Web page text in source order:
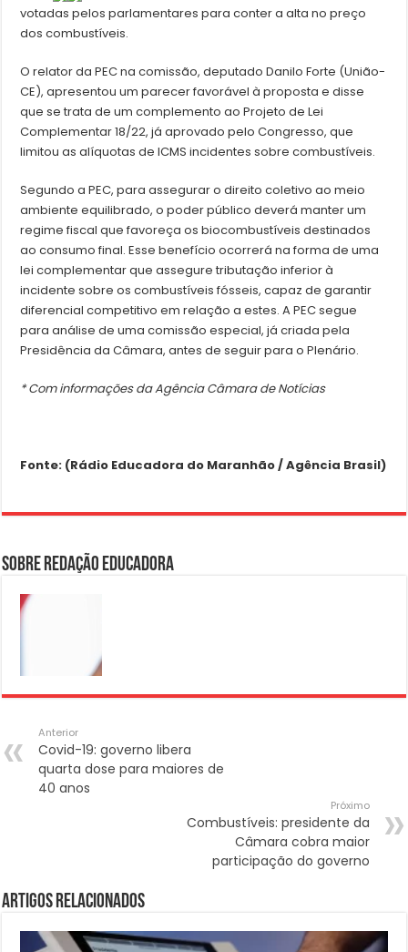
votadas pelos parlamentares para conter a alta no preço
dos combustíveis.
O relator da PEC na comissão, deputado Danilo Forte (União-
CE), apresentou um parecer favorável à proposta e disse
que se trata de um complemento ao Projeto de Lei
Complementar 18/22, já aprovado pelo Congresso, que
limitou as alíquotas de ICMS incidentes sobre combustíveis.
Segundo a PEC, para assegurar o direito coletivo ao meio
ambiente equilibrado, o poder público deverá manter um
regime fiscal que favoreça os biocombustíveis destinados
ao consumo final. Esse benefício ocorrerá na forma de uma
lei complementar que assegure tributação inferior à
incidente sobre os combustíveis fósseis, capaz de garantir
diferencial competitivo em relação a estes. A PEC segue
para análise de uma comissão especial, já criada pela
Presidência da Câmara, antes de seguir para o Plenário.
* Com informações da Agência Câmara de Notícias
Fonte: (Rádio Educadora do Maranhão / Agência Brasil)
Sobre Redação Educadora
Anterior
Covid-19: governo libera
quarta dose para maiores de
40 anos
Próximo
Combustíveis: presidente da
Câmara cobra maior
participação do governo
Artigos Relacionados